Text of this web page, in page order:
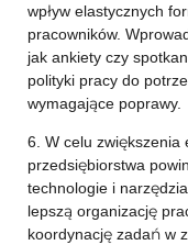
wpływ elastycznych
pracowników.
jak ankiety czy
polityki pracy do
wymagające poprawy.
6. W celu zwiększenia
przedsiębiorstwa
technologie i
lepszą organizację
koordynację zadań w